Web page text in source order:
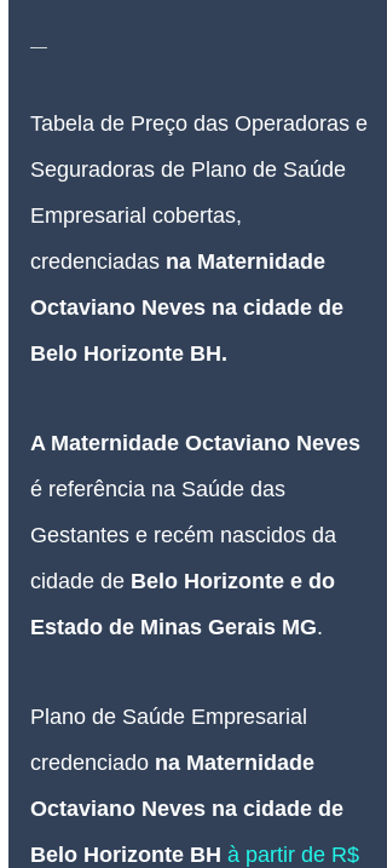
__
Tabela de Preço das Operadoras e
Seguradoras de Plano de Saúde
Empresarial cobertas,
credenciadas na Maternidade
Octaviano Neves na cidade de
Belo Horizonte BH.
A Maternidade Octaviano Neves
é referência na Saúde das
Gestantes e recém nascidos da
cidade de Belo Horizonte e do
Estado de Minas Gerais MG.
Plano de Saúde Empresarial
credenciado na Maternidade
Octaviano Neves na cidade de
Belo Horizonte BH à partir de R$